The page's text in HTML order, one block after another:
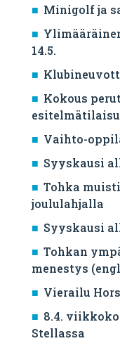
Minigolf ja
14.5.
Kokous
Vaihto-
Syyskausi
Tohka
joululahjalla
Syyskausi
Tohkan
menestys
Vierailu
8.4.
Stellassa